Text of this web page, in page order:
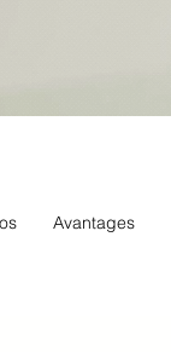
Avantages